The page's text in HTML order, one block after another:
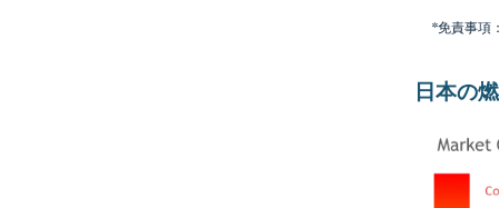
*免責事項
日本の